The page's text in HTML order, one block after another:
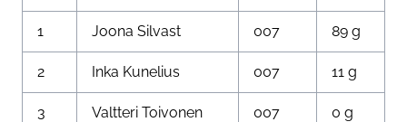
1 Joona Silvast 007 89 g
2 Inka Kunelius 007 11 g
3 Valtteri Toivonen 007 0 g